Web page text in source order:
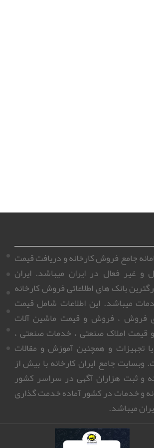
جامع فروش کارخانه و دریافت قیمت
و غیر فعال در ایران میباشد. ایران
بانک های اطلاعاتی فروش کارخانه
میباشد. این اطلاعات شامل قیمت
فروش ، فروش و قیمت ماشین آلات
املاک صنعتی ، خدمات صنعتی ،
تجهیزات و همچنین آموزش و مقالات
جامع ایران کارخانه با بیش از
و ثبت هزاران آگهی در سراسر کشور
و خدمات در کشور آماده خدمت گذاری
میباشد.